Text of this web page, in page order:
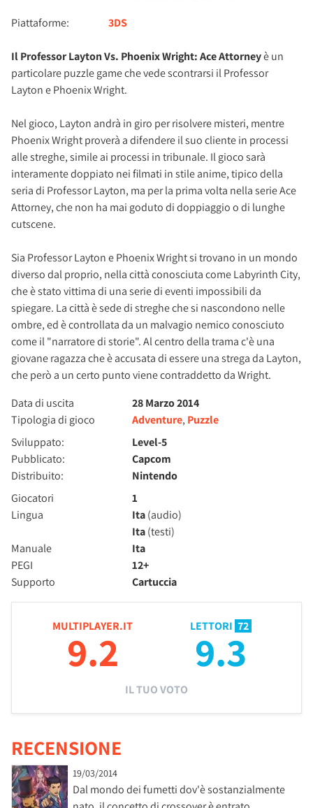
Piattaforme: 3DS
Il Professor Layton Vs. Phoenix Wright: Ace Attorneyè un
particolare puzzle game che vede scontrarsi il Professor
Layton e Phoenix Wright.
Nel gioco, Layton andrà in giro per risolvere misteri, mentre
Phoenix Wright proverà a difendere il suo cliente in processi
alle streghe, simile ai processi in tribunale. Il gioco sarà
interamente doppiato nei filmati in stile anime, tipico della
seria di Professor Layton, ma per la prima volta nella serie Ace
Attorney, che non ha mai goduto di doppiaggio o di lunghe
cutscene.
Sia Professor Layton e Phoenix Wright si trovano in un mondo
diverso dal proprio, nella città conosciuta come Labyrinth City,
che è stato vittima di una serie di eventi impossibili da
spiegare. La città è sede di streghe che si nascondono nelle
ombre, ed è controllata da un malvagio nemico conosciuto
come il "narratore di storie". Al centro della trama c'è una
giovane ragazza che è accusata di essere una strega da Layton,
che però a un certo punto viene contraddetto da Wright.
Data di uscita
28 Marzo 2014
Tipologia di gioco
Adventure, Puzzle
Sviluppato:
Level-5
Pubblicato:
Capcom
Distribuito:
Nintendo
Giocatori
1
Lingua
Ita(audio)
Ita(testi)
Manuale
Ita
PEGI
12+
Supporto
Cartuccia
MULTIPLAYER.IT
9.2
LETTORI 72
9.3
IL TUO VOTO
RECENSIONE
19/03/2014
Dal mondo dei fumetti dov'è sostanzialmente